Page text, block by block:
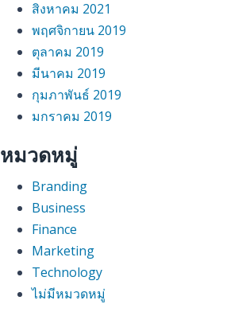
สิงหาคม 2021
พฤศจิกายน 2019
ตุลาคม 2019
มีนาคม 2019
กุมภาพันธ์ 2019
มกราคม 2019
หมวดหมู่
Branding
Business
Finance
Marketing
Technology
ไม่มีหมวดหมู่